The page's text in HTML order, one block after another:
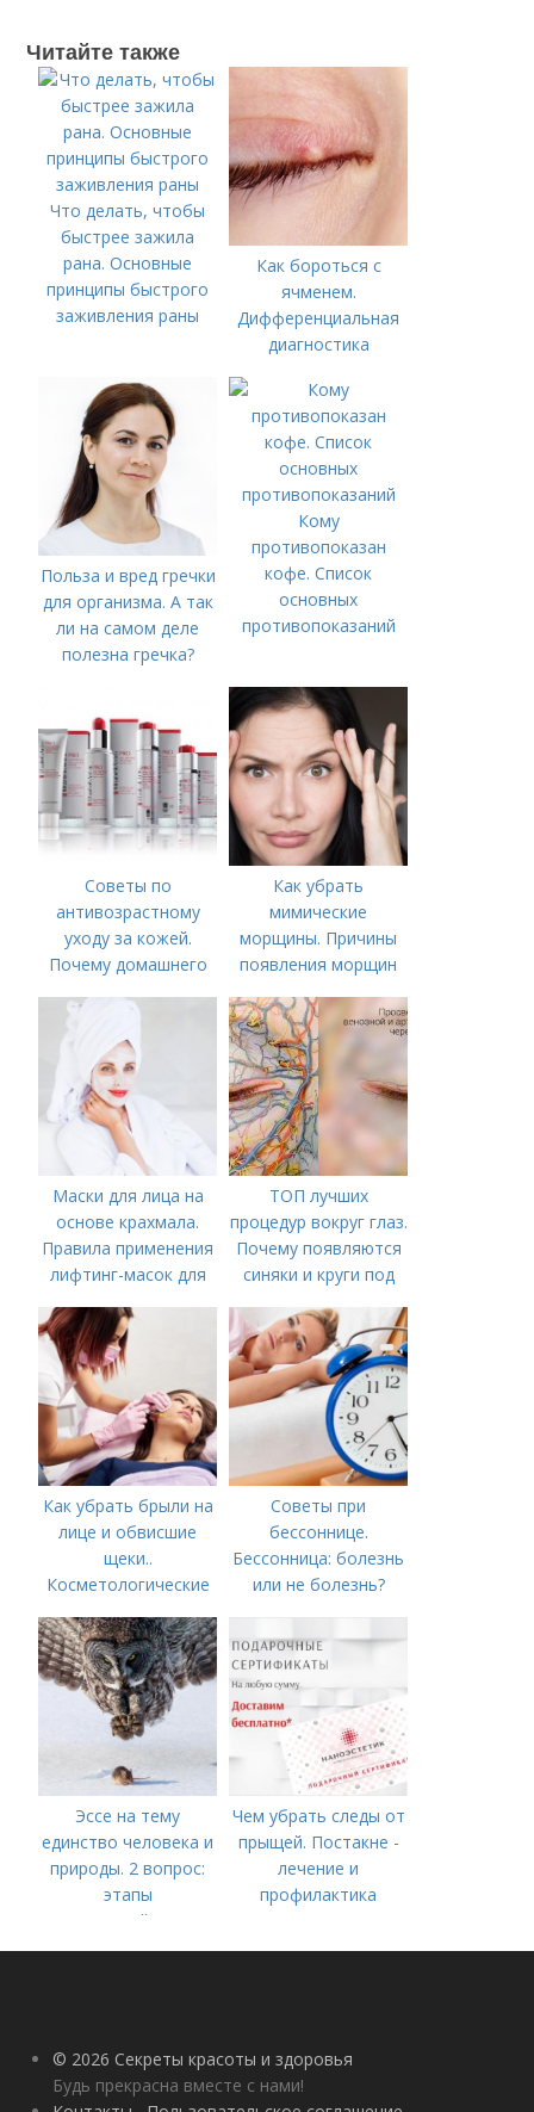
Читайте также
Что делать, чтобы
быстрее зажила
рана. Основные
принципы быстрого
заживления раны
Как бороться с
ячменем.
Дифференциальная
диагностика
Польза и вред гречки
для организма. А так
ли на самом деле
полезна гречка?
Кому
противопоказан
кофе. Список
основных
противопоказаний
Советы по
антивозрастному
уходу за кожей.
Почему домашнего
Как убрать
мимические
морщины. Причины
появления морщин
Маски для лица на
основе крахмала.
Правила применения
лифтинг-масок для
ТОП лучших
процедур вокруг глаз.
Почему появляются
синяки и круги под
Как убрать брыли на
лице и обвисшие
щеки..
Косметологические
Советы при
бессоннице.
Бессонница: болезнь
или не болезнь?
Эссе на тему
единство человека и
природы. 2 вопрос:
этапы
взаимодействия
природного и
Чем убрать следы от
прыщей. Постакне -
лечение и
профилактика
© 2026 Секреты красоты и здоровья
Будь прекрасна вместе с нами!